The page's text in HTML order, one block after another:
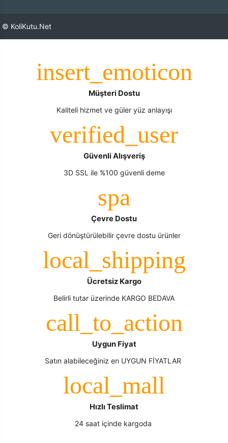
© KoliKutu.Net
Müşteri Dostu
Kaliteli hizmet ve güler yüz anlayışı
Güvenli Alışveriş
3D SSL ile %100 güvenli deme
Çevre Dostu
Geri dönüştürülebilir çevre dostu ürünler
Ücretsiz Kargo
Belirli tutar üzerinde KARGO BEDAVA
Uygun Fiyat
Satın alabileceğiniz en UYGUN FİYATLAR
Hızlı Teslimat
24 saat içinde kargoda